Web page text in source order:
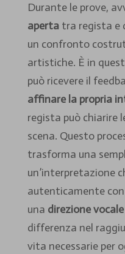
Durante le prove,
apertatra regista e
un confronto
artistiche. È in
può ricevere il
affinare la propria
regista può chiarire
scena. Questo
trasforma una
un’interpretazione
autenticamente con
una direzione
differenza nel
vita necessarie per